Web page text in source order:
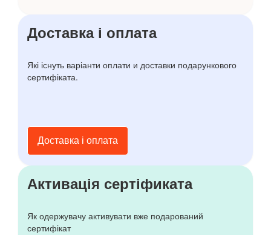
Доставка і оплата
Які існуть варіанти оплати и доставки подарункового
сертифіката.
Доставка і оплата
Активація сертіфиката
Як одержувачу активувати вже подарований
сертифікат